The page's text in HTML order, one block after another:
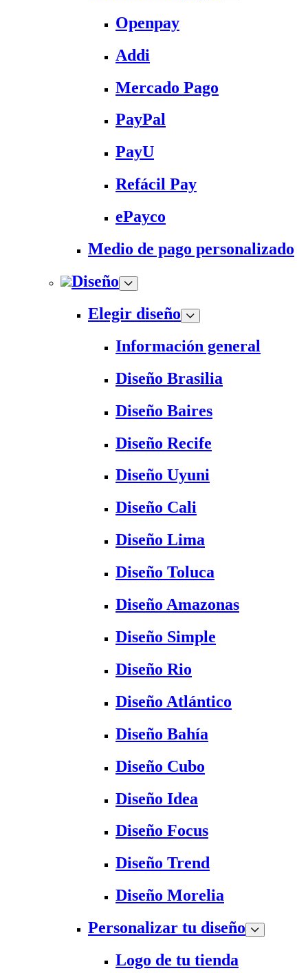
Openpay
Addi
Mercado Pago
PayPal
PayU
Refácil Pay
ePayco
Medio de pago personalizado
Diseño
Elegir diseño
Información general
Diseño Brasilia
Diseño Baires
Diseño Recife
Diseño Uyuni
Diseño Cali
Diseño Lima
Diseño Toluca
Diseño Amazonas
Diseño Simple
Diseño Rio
Diseño Atlántico
Diseño Bahía
Diseño Cubo
Diseño Idea
Diseño Focus
Diseño Trend
Diseño Morelia
Personalizar tu diseño
Logo de tu tienda